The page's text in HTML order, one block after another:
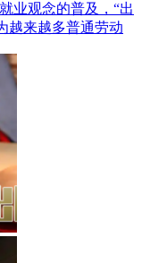
业观念的普及，“出
越来越多普通劳动